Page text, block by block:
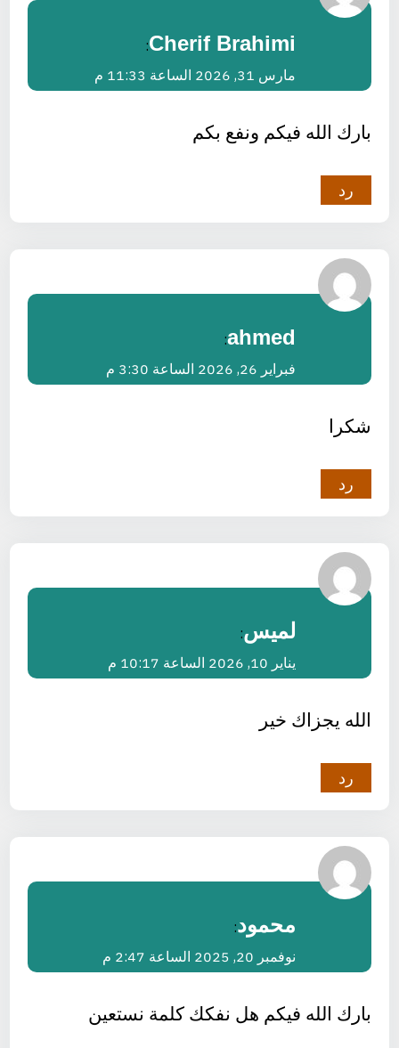
Cherif Brahimi
:
مارس 31, 2026 الساعة 11:33 م
بارك الله فيكم ونفع بكم
رد
ahmed
:
فبراير 26, 2026 الساعة 3:30 م
شكرا
رد
لميس:
يناير 10, 2026 الساعة 10:17 م
الله يجزاك خير
رد
محمود:
نوفمبر 20, 2025 الساعة 2:47 م
بارك الله فيكم هل نفكك كلمة نستعين